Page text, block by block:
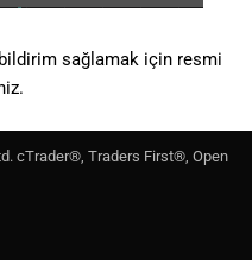
sağlamak için resmi
. cTrader®, Traders First®, Open